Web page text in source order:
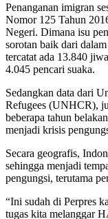
Penanganan imigran
Nomor 125 Tahun
Negeri. Dimana isu
sorotan baik dari
tercatat ada 13.840
4.045 pencari suaka.
Sedangkan data dari
Refugees (UNHCR),
beberapa tahun
menjadi krisis
Secara geografis,
sehingga menjadi
pengungsi, terutama
“Ini sudah di Perpres
tugas kita melanggar